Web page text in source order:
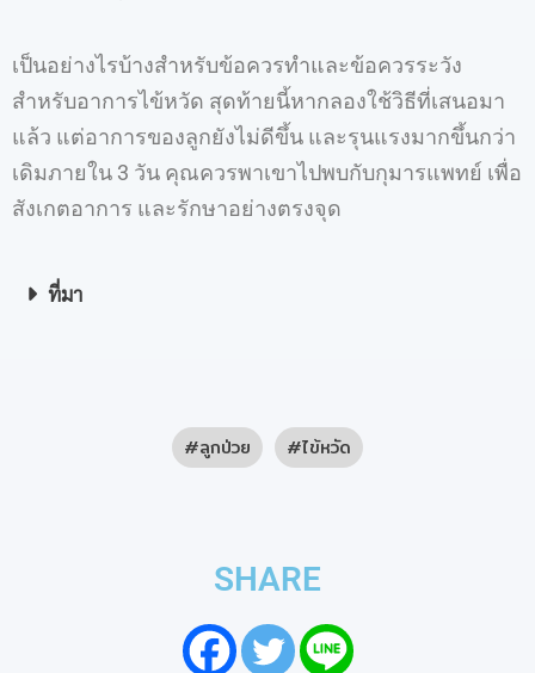
เป็นอย่างไรบ้างสำหรับข้อควรทำและข้อควรระวัง
สำหรับอาการไข้หวัด สุดท้ายนี้หากลองใช้วิธีที่เสนอมา
แล้ว แต่อาการของลูกยังไม่ดีขึ้น และรุนแรงมากขึ้นกว่า
เดิมภายใน 3 วัน คุณควรพาเขาไปพบกับกุมารแพทย์ เพื่อ
สังเกตอาการ และรักษาอย่างตรงจุด
ที่มา
ลูกป่วย ไข้หวัด
SHARE